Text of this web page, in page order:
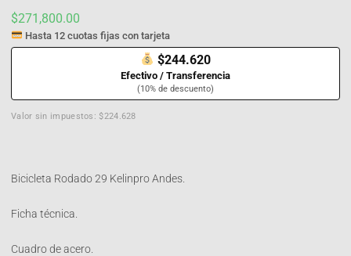
$271,800.00
Hasta 12 cuotas fijas con tarjeta
$244.620
Efectivo / Transferencia
(10% de descuento)
Valor sin impuestos: $224.628
Bicicleta Rodado 29 Kelinpro Andes.
Ficha técnica.
Cuadro de acero.